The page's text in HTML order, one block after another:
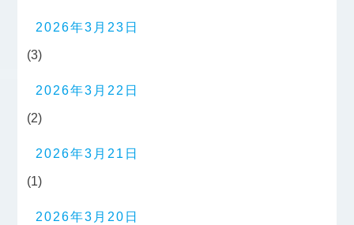
2026年3月23日
(3)
2026年3月22日
(2)
2026年3月21日
(1)
2026年3月20日